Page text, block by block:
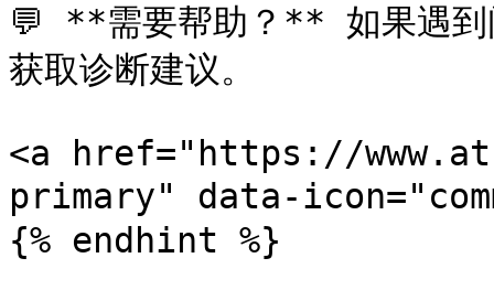
💬 **需要帮助？** 如果遇到
获取诊断建议。
<a href="https://
primary" data-
{% endhint %}